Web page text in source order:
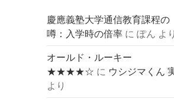
慶應義塾大学通信教育課程の
噂：入学時の倍率 にぽん より
オールド・ルーキー
★★★★☆ に ウシジマくん
より